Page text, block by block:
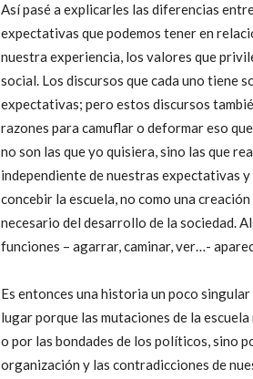
Así pasé a explicarles las diferencias
expectativas que podemos tener en
nuestra experiencia, los valores que
social. Los discursos que cada uno tiene
expectativas; pero estos discursos
razones para camuflar o deformar eso
no son las que yo quisiera, sino las que
independiente de nuestras expectativas
concebir la escuela, no como una
necesario del desarrollo de la sociedad.
funciones – agarrar, caminar, ver…-
Es entonces una historia un poco
lugar porque las mutaciones de la
o por las bondades de los políticos, sino
organización y las contradicciones de